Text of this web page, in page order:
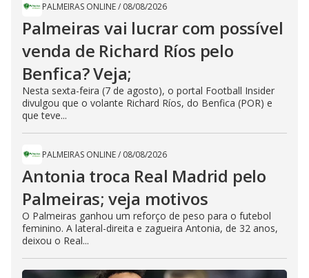
PALMEIRAS ONLINE/ 08/08/2026
Palmeiras vai lucrar com possível
venda de Richard Ríos pelo
Benfica? Veja;
Nesta sexta-feira (7 de agosto), o portal Football Insider
divulgou que o volante Richard Ríos, do Benfica (POR) e
que teve...
PALMEIRAS ONLINE/ 08/08/2026
Antonia troca Real Madrid pelo
Palmeiras; veja motivos
O Palmeiras ganhou um reforço de peso para o futebol
feminino. A lateral-direita e zagueira Antonia, de 32 anos,
deixou o Real...